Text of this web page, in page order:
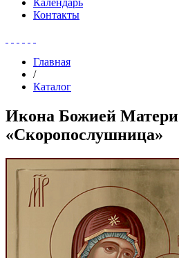
Календарь
Контакты
Главная
/
Каталог
Икона Божией Матери
«Скоропослушница»